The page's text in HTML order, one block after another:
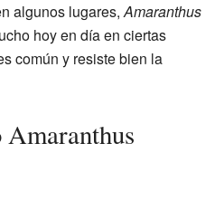
algunos lugares,Amaranthus
hoy en día en ciertas
común y resiste bien la